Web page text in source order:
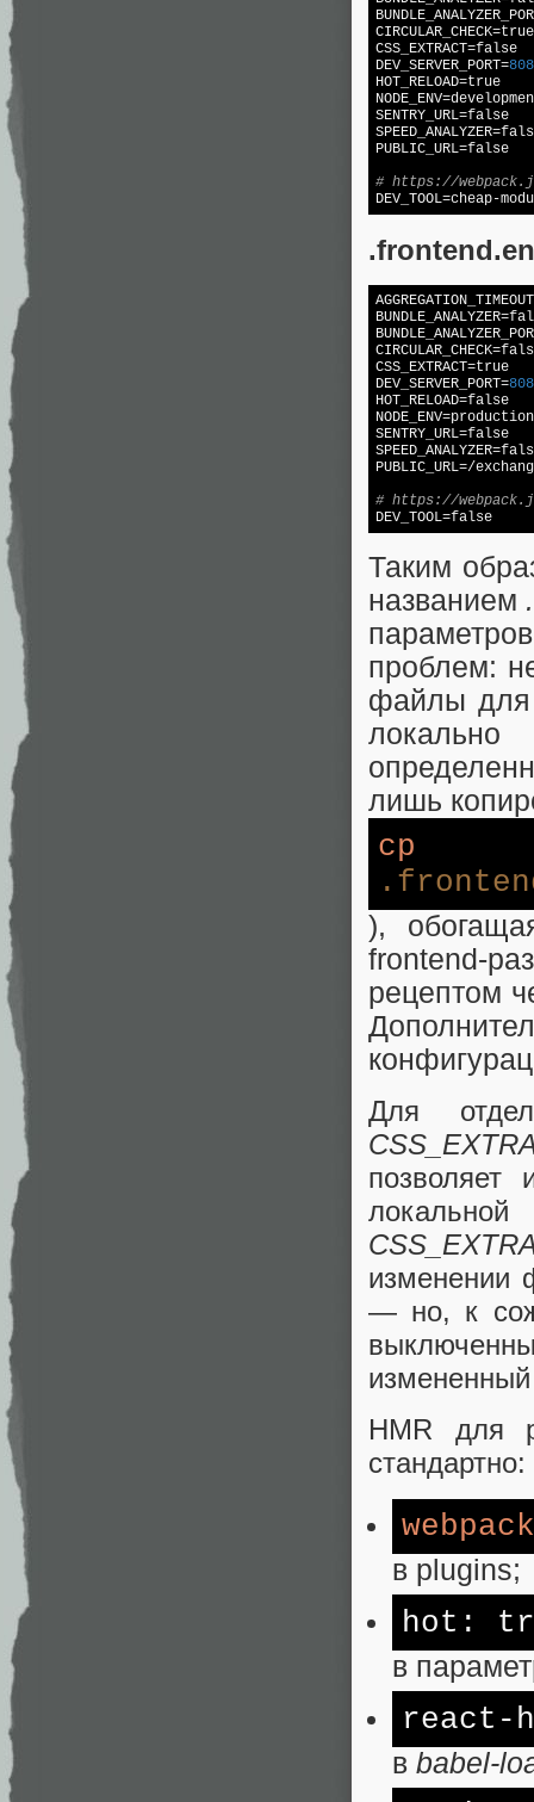
CIRCULAR_CHECK=true
CSS_EXTRACT=false
DEV_SERVER_PORT=
HOT_RELOAD=true
NODE_ENV
SENTRY_URL=false
SPEED_ANALYZER=
PUBLIC_URL=false
# https://
DEV_TOOL
AGGREGATION_TIMEOUT
BUNDLE_ANALYZER=
CIRCULAR_CHECK=
CSS_EXTRACT=true
DEV_SERVER_PORT=
HOT_RELOAD=false
NODE_ENV
SENTRY_URL=false
SPEED_ANALYZER=
PUBLIC_URL=/
# https://
DEV_TOOL=false
Таким
названием
проблем:
файлы для
лишь
cp
),
frontend-
рецептом
Для
позволяет
изменении
— но, к
HMR для
стандартно:
в plugins;
hot:
в
react-
в babel-